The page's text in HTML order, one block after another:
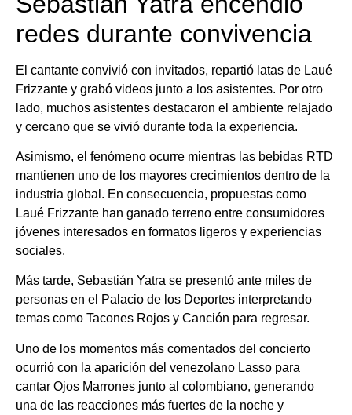
redes durante convivencia
El cantante convivió con invitados, repartió latas de Laué
Frizzante y grabó videos junto a los asistentes. Por otro
lado, muchos asistentes destacaron el ambiente relajado
y cercano que se vivió durante toda la experiencia.
Asimismo, el fenómeno ocurre mientras las bebidas RTD
mantienen uno de los mayores crecimientos dentro de la
industria global. En consecuencia, propuestas como
Laué Frizzante han ganado terreno entre consumidores
jóvenes interesados en formatos ligeros y experiencias
sociales.
Más tarde, Sebastián Yatra se presentó ante miles de
personas en el Palacio de los Deportes interpretando
temas como Tacones Rojos y Canción para regresar.
Uno de los momentos más comentados del concierto
ocurrió con la aparición del venezolano Lasso para
cantar Ojos Marrones junto al colombiano, generando
una de las reacciones más fuertes de la noche y